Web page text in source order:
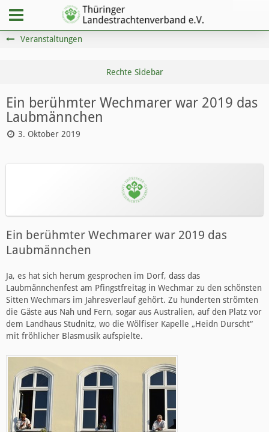
Veranstaltungen
Ein berühmter Wechmarer war 2019 das
Laubmännchen
3. Oktober 2019
Ein berühmter Wechmarer war 2019 das
Laubmännchen
Ja, es hat sich herum gesprochen im Dorf, dass das
Laubmännchenfest am Pfingstfreitag in Wechmar zu den schönsten
Sitten Wechmars im Jahresverlauf gehört. Zu hunderten strömten
die Gäste aus Nah und Fern, sogar aus Australien, auf den Platz vor
dem Landhaus Studnitz, wo die Wölfiser Kapelle „Heidn Durscht“
mit fröhlicher Blasmusik aufspielte.